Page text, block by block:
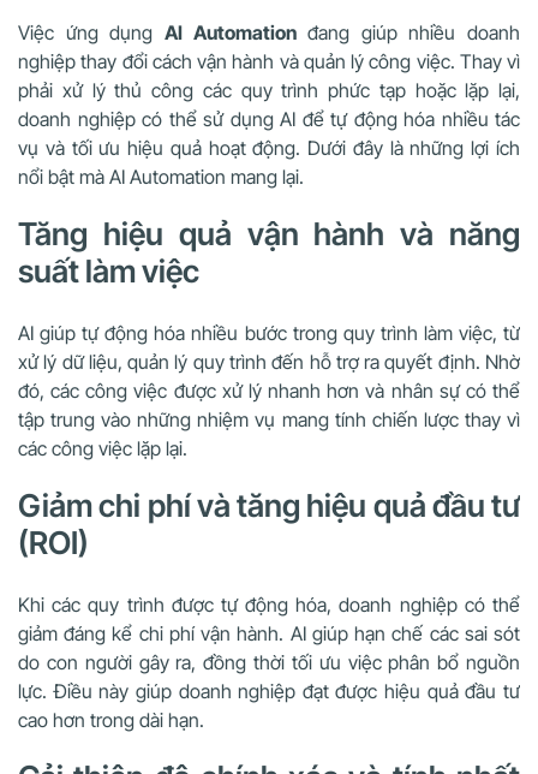
Việc ứng dụng AI Automationđang giúp nhiều doanh
nghiệp thay đổi cách vận hành và quản lý công việc. Thay vì
phải xử lý thủ công các quy trình phức tạp hoặc lặp lại,
doanh nghiệp có thể sử dụng AI để tự động hóa nhiều tác
vụ và tối ưu hiệu quả hoạt động. Dưới đây là những lợi ích
nổi bật mà AI Automation mang lại.
Tăng hiệu quả vận hành và năng
suất làm việc
AI giúp tự động hóa nhiều bước trong quy trình làm việc, từ
xử lý dữ liệu, quản lý quy trình đến hỗ trợ ra quyết định. Nhờ
đó, các công việc được xử lý nhanh hơn và nhân sự có thể
tập trung vào những nhiệm vụ mang tính chiến lược thay vì
các công việc lặp lại.
Giảm chi phí và tăng hiệu quả đầu tư
(ROI)
Khi các quy trình được tự động hóa, doanh nghiệp có thể
giảm đáng kể chi phí vận hành. AI giúp hạn chế các sai sót
do con người gây ra, đồng thời tối ưu việc phân bổ nguồn
lực. Điều này giúp doanh nghiệp đạt được hiệu quả đầu tư
cao hơn trong dài hạn.